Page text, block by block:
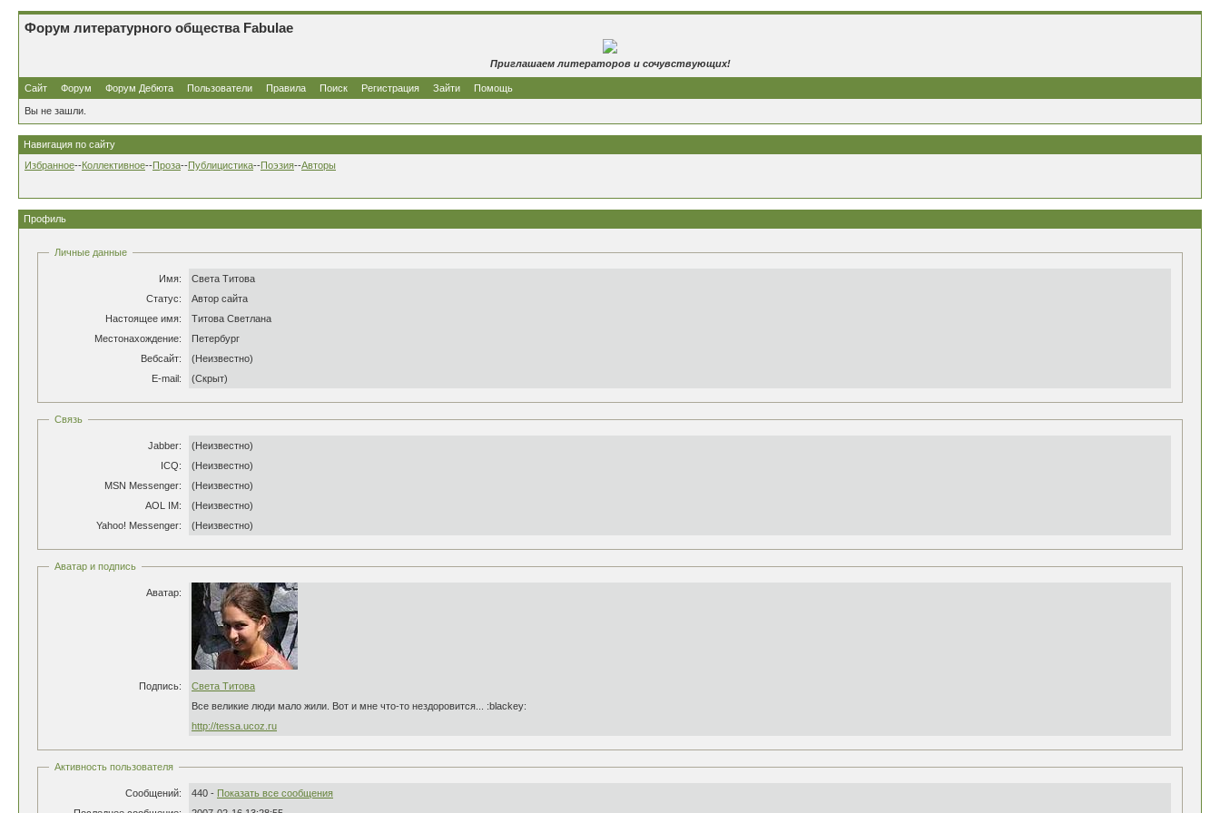
Форум литературного общества Fabulae
Приглашаем литераторов и сочувствующих!
Сайт Форум Форум Дебюта Пользователи Правила Поиск Регистрация Зайти Помощь
Вы не зашли.
Навигация по сайту
Избранное--Коллективное--Проза--Публицистика--Поэзия--Авторы
Профиль
Личные данные
Имя:
Света Титова
Статус:
Автор сайта
Настоящее имя:
Титова Светлана
Местонахождение:
Петербург
Вебсайт:
(Неизвестно)
E-mail:
(Скрыт)
Связь
Jabber:
(Неизвестно)
ICQ:
(Неизвестно)
MSN Messenger:
(Неизвестно)
AOL IM:
(Неизвестно)
Yahoo! Messenger:
(Неизвестно)
Аватар и подпись
Аватар:
Подпись:
Света Титова
Все великие люди мало жили. Вот и мне что-то нездоровится... :blackey:
http://tessa.ucoz.ru
Активность пользователя
Сообщений: 440 - Показать все сообщения